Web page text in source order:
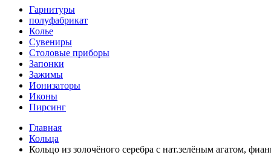
Гарнитуры
полуфабрикат
Колье
Сувениры
Столовые приборы
Запонки
Зажимы
Ионизаторы
Иконы
Пирсинг
Главная
Кольца
Кольцо из золочёного серебра с нат.зелёным агатом,